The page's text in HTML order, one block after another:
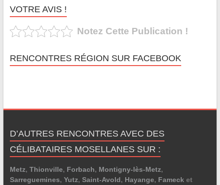
VOTRE AVIS !
Notez Cette Publication !
RENCONTRES RÉGION SUR FACEBOOK
D’AUTRES RENCONTRES AVEC DES
CÉLIBATAIRES MOSELLANES SUR :
Metz, Thionville, Forbach, Montigny-lès-Metz,
Sarreguemines, Yutz, Saint-Avold, Hayange, Fameck et